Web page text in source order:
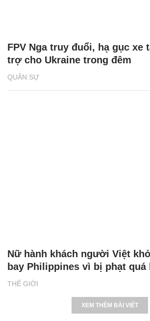
QUÂN SỰ
FPV Nga truy đuổi, hạ gục xe
trợ cho Ukraine trong đêm
THẾ GIỚI
Nữ hành khách người Việt
bay Philippines vì bị phạt quá
XEM THÊM BÀI VIẾT